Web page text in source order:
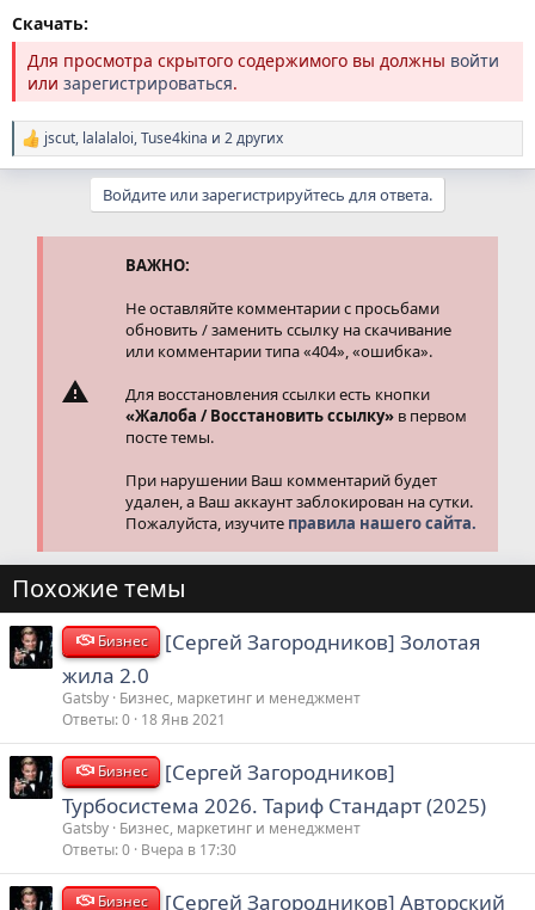
Скачать:
Для просмотра скрытого содержимого вы должны войти
или зарегистрироваться.
Р
е
jscut, lalalaloi,Tuse4kina и 2 других
Войдите или зарегистрируйтесь для ответа.
ВАЖНО:
Не оставляйте комментарии с просьбами
обновить / заменить ссылку на скачивание
или комментарии типа «404», «ошибка».
Для восстановления ссылки есть кнопки
«Жалоба / Восстановить ссылку» в первом
посте темы.
При нарушении Ваш комментарий будет
удален, а Ваш аккаунт заблокирован на сутки.
Пожалуйста, изучите правила нашего сайта.
Похожие темы
Бизнес
[Сергей Загородников] Золотая
жила 2.0
Gatsby Бизнес, маркетинг и менеджмент
Ответы 0 18 Янв 2021
Бизнес
[Сергей Загородников]
Турбосистема 2026. Тариф Стандарт (2025)
Gatsby Бизнес, маркетинг и менеджмент
Ответы 0 Вчера в 17:30
Бизнес
[Сергей Загородников] Авторский